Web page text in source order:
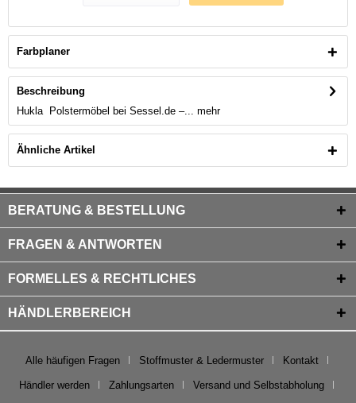
Farbplaner
Beschreibung
Hukla Polstermöbel bei Sessel.de –... mehr
Ähnliche Artikel
BERATUNG & BESTELLUNG
FRAGEN & ANTWORTEN
FORMELLES & RECHTLICHES
HÄNDLERBEREICH
Alle häufigen Fragen Stoffmuster & Ledermuster Kontakt
Händler werden Zahlungsarten Versand und Selbstabholung